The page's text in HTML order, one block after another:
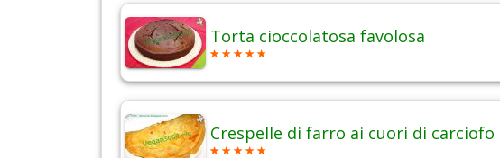
Torta cioccolatosa favolosa
Crespelle di farro ai cuori di carciofo